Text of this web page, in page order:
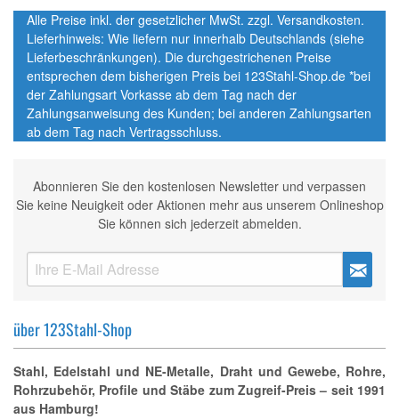
Alle Preise inkl. der gesetzlicher MwSt. zzgl. Versandkosten.
Lieferhinweis: Wie liefern nur innerhalb Deutschlands (siehe
Lieferbeschränkungen). Die durchgestrichenen Preise
entsprechen dem bisherigen Preis bei 123Stahl-Shop.de *bei
der Zahlungsart Vorkasse ab dem Tag nach der
Zahlungsanweisung des Kunden; bei anderen Zahlungsarten
ab dem Tag nach Vertragsschluss.
Abonnieren Sie den kostenlosen Newsletter und verpassen
Sie keine Neuigkeit oder Aktionen mehr aus unserem Onlineshop
Sie können sich jederzeit abmelden.
über 123Stahl-Shop
Stahl, Edelstahl und NE-Metalle, Draht und Gewebe, Rohre,
Rohrzubehör, Profile und Stäbe zum Zugreif-Preis – seit 1991
aus Hamburg!